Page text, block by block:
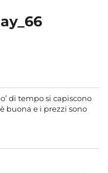
di tempo si capiscono
buona e i prezzi sono